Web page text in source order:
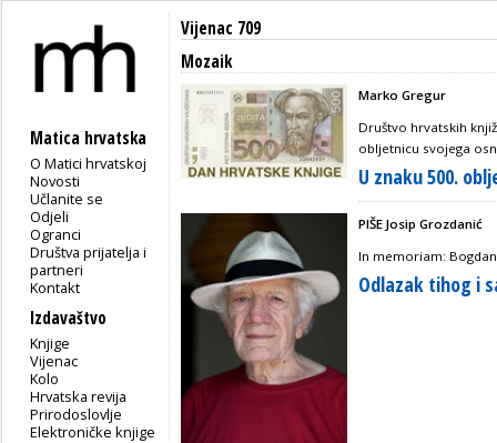
Matica hrvatska
O Matici hrvatskoj
Novosti
Učlanite se
Odjeli
Ogranci
Društva prijatelja i
partneri
Kontakt
Izdavaštvo
Knjige
Vijenac
Kolo
Hrvatska revija
Prirodoslovlje
Elektroničke knjige
Vijenac 709
Mozaik
Marko Gregur
Društvo hrvatskih
obljetnicu svojega
U znaku 500.
PIŠE Josip Grozdanić
In memoriam:
Odlazak tihog i